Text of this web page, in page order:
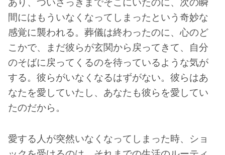
あり、ついさっきまでそこにいたのに、次の瞬
間にはもういなくなってしまったという奇妙な
感覚に襲われる。葬儀は終わったのに、心のど
こかで、まだ彼らが玄関から戻ってきて、自分
のそばに戻ってくるのを待っているような気が
する。彼らがいなくなるはずがない。彼らはあ
なたを愛していたし、あなたも彼らを愛してい
たのだから。
愛する人が突然いなくなってしまった時、ショ